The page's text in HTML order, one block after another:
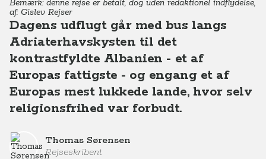
Bemærk: denne rejse er betalt, dog uden redaktionel indflydelse,
af: Gislev Rejser
Dagens udflugt går med bus langs
Adriaterhavskysten til det
kontrastfyldte Albanien - et af
Europas fattigste - og engang et af
Europas mest lukkede lande, hvor selv
religionsfrihed var forbudt.
Thomas Sørensen
Rejseskribent